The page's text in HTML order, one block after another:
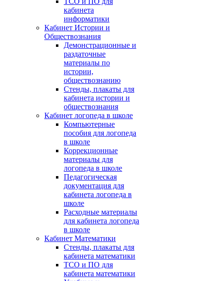
кабинета
информатики
Кабинет Истории и
Обществознания
Демонстрационные и
раздаточные
материалы по
истории,
обществознанию
Стенды, плакаты для
кабинета истории и
обществознания
Кабинет логопеда в школе
Компьютерные
пособия для логопеда
в школе
Коррекционные
материалы для
логопеда в школе
Педагогическая
документация для
кабинета логопеда в
школе
Расходные материалы
для кабинета логопеда
в школе
Кабинет Математики
Стенды, плакаты для
кабинета математики
ТСО и ПО для
кабинета математики